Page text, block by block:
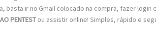
basta ir no Gmail colocado na compra, fazer login
PENTESTou assistir online! Simples, rápido e